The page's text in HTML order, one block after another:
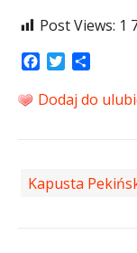
Post Views: 1
Facebook
Twitter
Dodaj do
Kapusta